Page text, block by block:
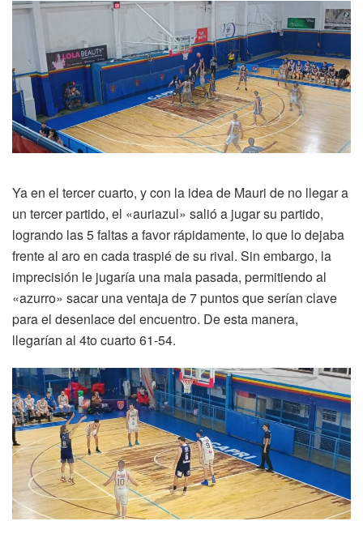
Ya en el tercer cuarto, y con la idea de Mauri de no llegar a
un tercer partido, el «auriazul» salió a jugar su partido,
logrando las 5 faltas a favor rápidamente, lo que lo dejaba
frente al aro en cada traspié de su rival. Sin embargo, la
imprecisión le jugaría una mala pasada, permitiendo al
«azurro» sacar una ventaja de 7 puntos que serían clave
para el desenlace del encuentro. De esta manera,
llegarían al 4to cuarto 61-54.